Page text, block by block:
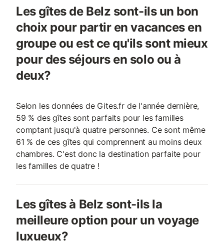
Les gîtes de Belz sont-ils un bon
choix pour partir en vacances en
groupe ou est ce qu'ils sont mieux
pour des séjours en solo ou à
deux?
Selon les données de Gites.fr de l'année dernière,
59 % des gîtes sont parfaits pour les familles
comptant jusqu'à quatre personnes. Ce sont même
61 % de ces gîtes qui comprennent au moins deux
chambres. C'est donc la destination parfaite pour
les familles de quatre !
Les gîtes à Belz sont-ils la
meilleure option pour un voyage
luxueux?